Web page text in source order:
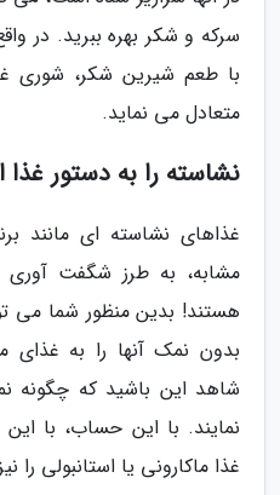
سرکه و شکر بهره ببرید. در
با طعم شیرین شکر، شوری
متعادل می نماید.
نشاسته را به دستور غذا
غذاهای نشاسته ای مانند
مشابه، به طرز شگفت
هستند! بدین منظور شما می
بدون نمک آنها را به غذای
شاهد این باشید که
نمایند. با این حساب، با
غذا ماکارونی یا استانبولی را